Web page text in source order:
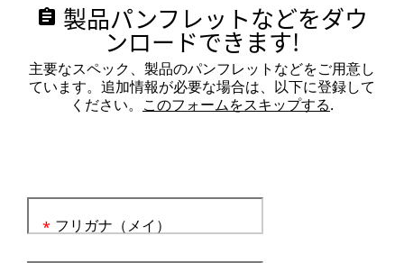
assignment 製品パンフレットなどをダウ
ンロードできます!
主要なスペック、製品のパンフレットなどをご用意し
ています。追加情報が必要な場合は、以下に登録して
ください。 このフォームをスキップする.
フリガナ（メイ）
*